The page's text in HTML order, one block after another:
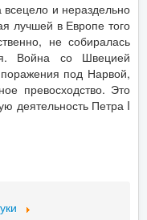
и нераздельно
лучшей в Европе того
не собиралась
Война со Швецией
под Нарвой,
превосходство. Это
деятельность Петра I